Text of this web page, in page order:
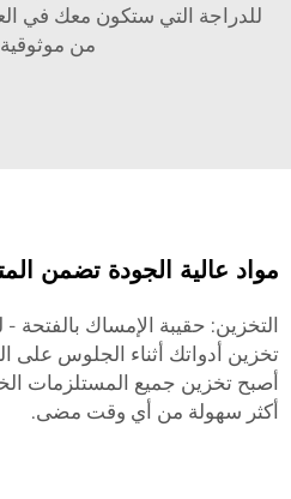
للدراجة التي ستكون معك في
من موثوقية
مواد عالية الجودة تضمن
التخزين: حقيبة الإمساك
تخزين أدواتك أثناء الجلوس على
أصبح تخزين جميع المستلزمات
أكثر سهولة من أي وقت مضى.